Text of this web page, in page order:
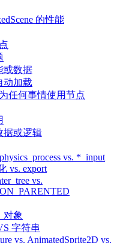
的性能
或数据
动加载
任何事情使用节点
据或逻辑
vs. *_input
vs. export
vs.
对象
字符串
vs. AnimatedSprite2D vs.